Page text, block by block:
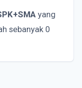
yang
sebanyak 0